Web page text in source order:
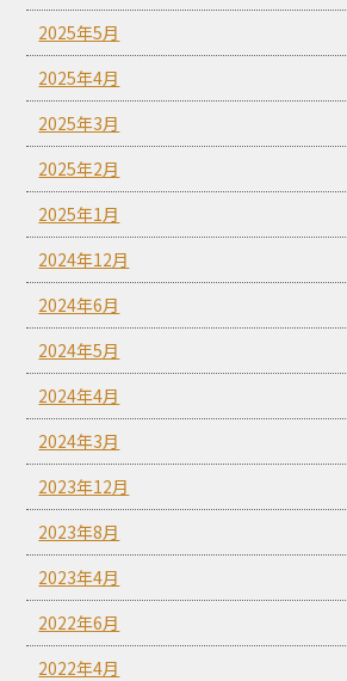
2025年5月
2025年4月
2025年3月
2025年2月
2025年1月
2024年12月
2024年6月
2024年5月
2024年4月
2024年3月
2023年12月
2023年8月
2023年4月
2022年6月
2022年4月